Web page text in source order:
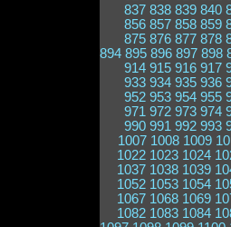
837 838 839 840
856 857 858 859
875 876 877 878
894 895 896 897 898
914 915 916 917
933 934 935 936
952 953 954 955
971 972 973 974
990 991 992 993
1007 1008 1009
1022 1023 1024
1037 1038 1039
1052 1053 1054
1067 1068 1069
1082 1083 1084